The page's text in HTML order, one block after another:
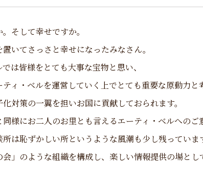
そして幸せですか。
いてさっさと幸せになったみなさん。
は皆様をとても大事な宝物と思い、
ィ・ベルを運営していく上でとても重要な原動力と
対策の一翼を担いお国に貢献しておられます。
様にお二人のお里とも言えるエーティ・ベルへのご
は恥ずかしい所というような風潮も少し残っていま
」のような組織を構成し、楽しい情報提供の場と